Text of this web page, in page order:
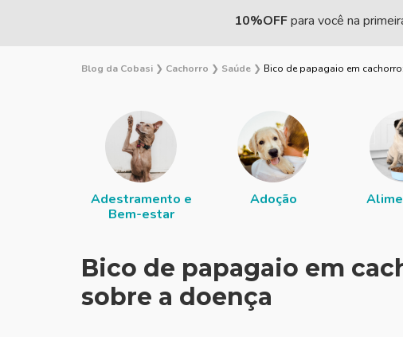
10%OFFpara você na
Blog da Cobasi ❯ Cachorro ❯ Saúde ❯ Bico de papagaio em
Adestramento e
Bem-estar
Adoção
Bico de papagaio em
sobre a doença